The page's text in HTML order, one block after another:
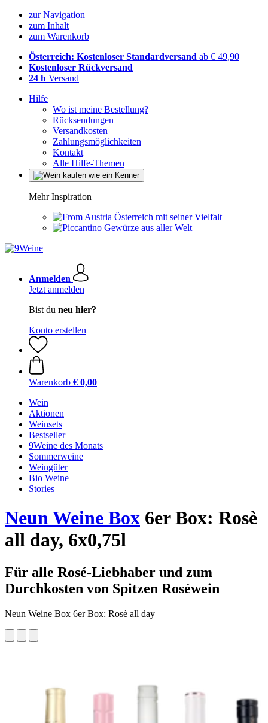
zur Navigation
zum Inhalt
zum Warenkorb
Österreich: Kostenloser Standardversand ab € 49,90
Kostenloser Rückversand
24 h Versand
Hilfe
Wo ist meine Bestellung?
Rücksendungen
Versandkosten
Zahlungsmöglichkeiten
Kontakt
Alle Hilfe-Themen
Mehr Inspiration
Österreich mit seiner Vielfalt
Gewürze aus aller Welt
Anmelden
Jetzt anmelden
Bist du neu hier?
Konto erstellen
Warenkorb € 0,00
Wein
Aktionen
Weinsets
Bestseller
9Weine des Monats
Sommerweine
Weingüter
Bio Weine
Stories
Neun Weine Box 6er Box: Rosè
all day, 6x0,75l
Für alle Rosé-Liebhaber und zum
Durchkosten von Spitzen Roséwein
Neun Weine Box 6er Box: Rosè all day